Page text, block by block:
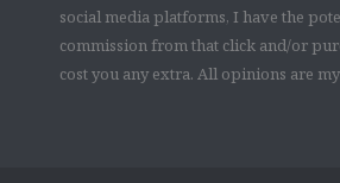
social media platforms, I have the
commission from that click and/or
cost you any extra. All opinions are